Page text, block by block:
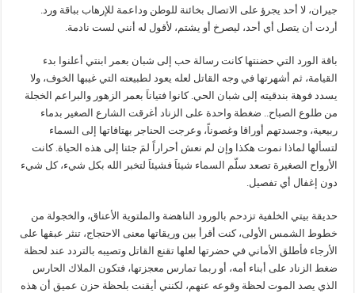
جيران، لا أحد يجرؤ على الاتصال بخائنة للوطن وداعمة للإرهاب بباقة ورد.
أردت أن يتصل أي أحد، ليصرخ أو يشتم، لأقول له أنني لست نادمة.
باقة الورد التي حضنتها كانت رسالة حب إلى شبان بعمر ابنتي أعلنوا بدء
القيامة، ثم أشهرتها في وجه القاتل لعله يعود لطبيعته التي غيبها الخوف، ولا
يسدد فوهة بندقيته إلى شبان الحي. كانوا فتياناَ بعمر الزهور والبراعم الخجلة
من طلوع الصباح.. ضغطة واحدة على الزناد أغرقت الشارع الصغير بدماء
ربيعية، وجسدتهم أوراقا وغصوناً، وعرجت الحناجر بهتافاتها إلى السماء
لتسألها لماذا نموت هكذا وإن لم نعش أحراراً لمَ جئنا إلى هذه الحياة. كانت
الأرواح الصغيرة تصعد سلّم السماء شيئاَ فشيئاَ لتخبر الله بكل شيء، كل شيء
دون إغفال أي تفصيل.
حديقة بيتي الخلفية تزدحم بالورود الناهضة والملتوية الأعناق، والخجولة من
خطوط الشمس الأولى، كنت أقرأ بين وريقاتها معنى الاحتجاج، تنثر عبقها على
الأرجاء فأطلق الأماني في حضرتها لعلها تقنع القاتل وتصيبه بالتردد عند لحظة
ضغط الزناد على أبناء أمه، أو ربما تمارس معجزتها، فتكون الملاك الحارس
الذي يصد الموت لحظة وقوعه عنهم، لكنني أيقنت بلحظة حزن عميق أن هذه